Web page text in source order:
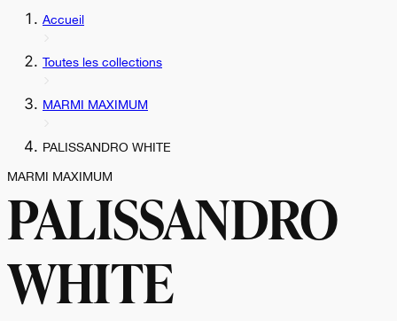
Accueil
Toutes les collections
MARMI MAXIMUM
PALISSANDRO WHITE
MARMI MAXIMUM
PALISSANDRO
WHITE